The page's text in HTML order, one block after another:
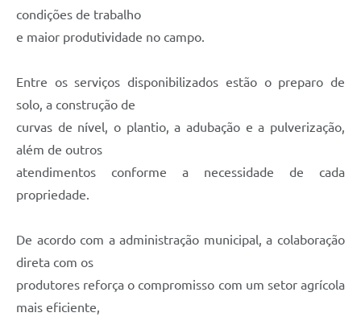
condições de trabalho
e maior produtividade no campo.
Entre os serviços disponibilizados estão o preparo de
solo, a construção de
curvas de nível, o plantio, a adubação e a pulverização,
além de outros
atendimentos conforme a necessidade de cada
propriedade.
De acordo com a administração municipal, a colaboração
direta com os
produtores reforça o compromisso com um setor agrícola
mais eficiente,